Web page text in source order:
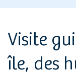
Visite
île, des